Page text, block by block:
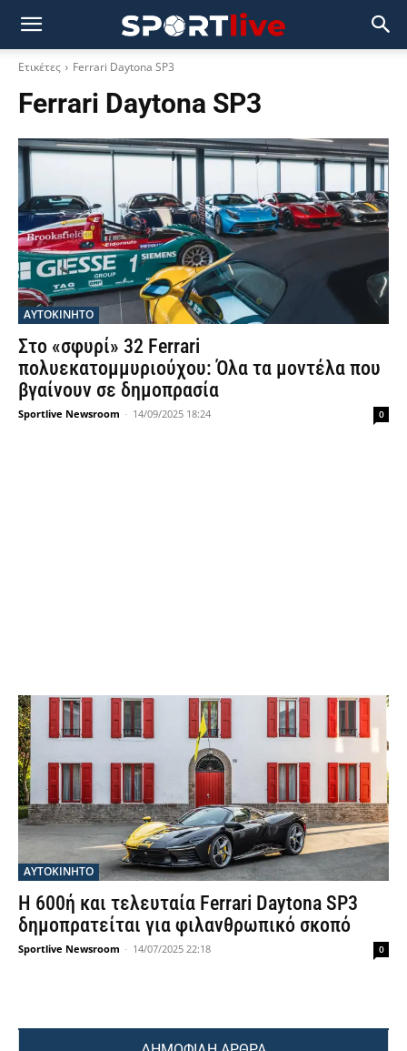
Ετικέτες Ferrari Daytona SP3
Ferrari Daytona SP3
ΑΥΤΟΚΙΝΗΤΟ
Στο «σφυρί» 32 Ferrari
πολυεκατομμυριούχου: Όλα τα μοντέλα που
βγαίνουν σε δημοπρασία
Sportlive Newsroom - 14/09/2025 18:24 0
ΑΥΤΟΚΙΝΗΤΟ
Η 600ή και τελευταία Ferrari Daytona SP3
δημοπρατείται για φιλανθρωπικό σκοπό
Sportlive Newsroom - 14/07/2025 22:18 0